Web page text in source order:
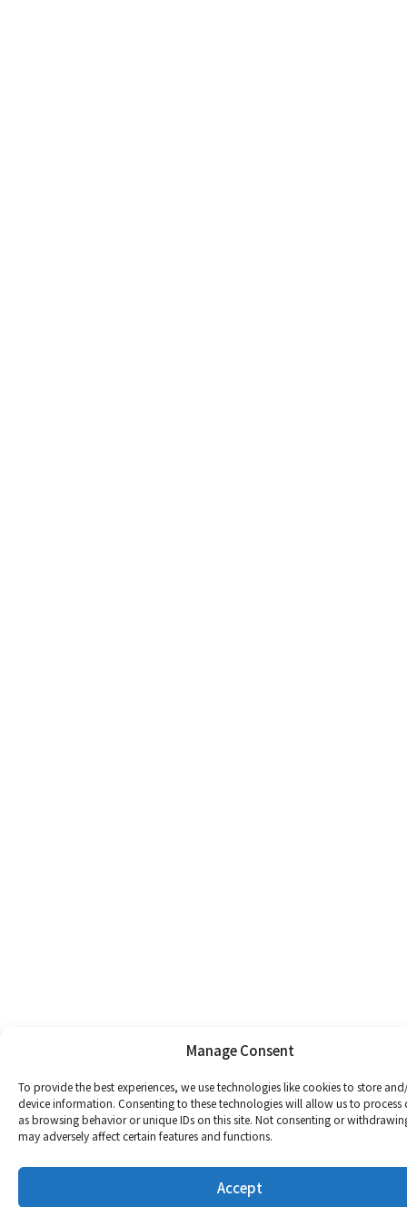
Manage Consent
To provide the best experiences, we use technologies like cookies to store
device information. Consenting to these technologies will allow us to process
as browsing behavior or unique IDs on this site. Not consenting or
may adversely affect certain features and functions.
Accept